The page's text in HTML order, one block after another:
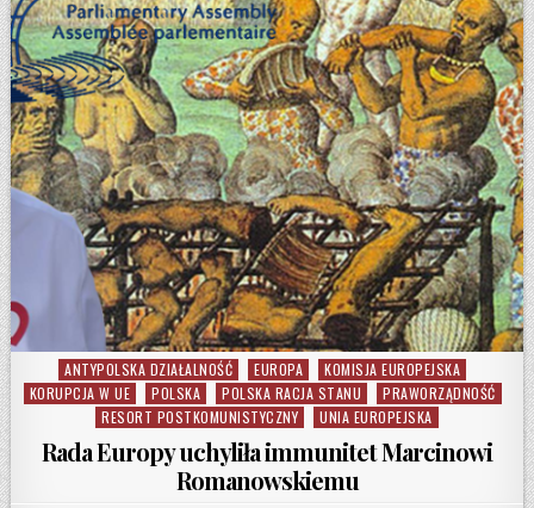
Posted in
ANTYPOLSKA DZIAŁALNOŚĆ EUROPA
KOMISJA EUROPEJSKA
KORUPCJA W UE
POLSKA POLSKA RACJA STANU
PRAWORZĄDNOŚĆ
RESORT POSTKOMUNISTYCZNY
UNIA EUROPEJSKA
Rada Europy uchyliła immunitet Marcinowi
Romanowskiemu